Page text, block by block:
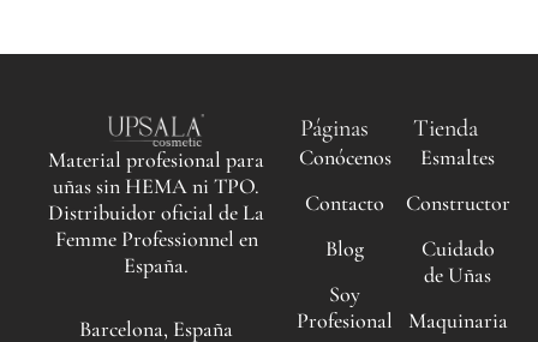
Material profesional para
uñas sin HEMA ni TPO.
Distribuidor oficial de La
Femme Professionnel en
España.
Barcelona, España
Páginas
Conócenos
Contacto
Blog
Soy
Profesional
Tienda
Esmaltes
Constructor
Cuidado
de Uñas
Maquinaria